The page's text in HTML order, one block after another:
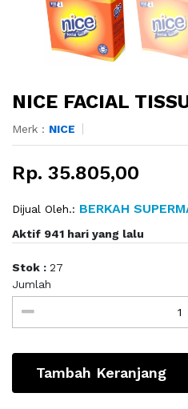
NICE FACIAL
Merk : NICE
Rp. 35.805,00
Dijual Oleh.: BERKAH
Aktif 941 hari yang lalu
Stok : 27
Jumlah
Tambah Keranjang